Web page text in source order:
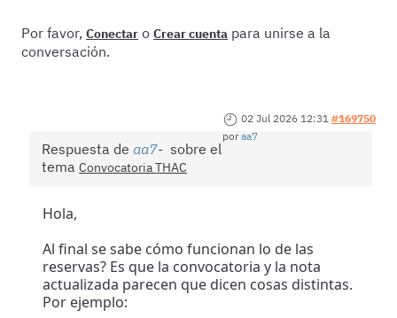
Por favor, Conectar o Crear cuenta para unirse a la
conversación.
02 Jul 2026 12:31 #169750
poraa7
Respuesta de aa7
sobre el
tema Convocatoria THAC
Hola,
Al final se sabe cómo funcionan lo de las
reservas? Es que la convocatoria y la nota
actualizada parecen que dicen cosas distintas.
Por ejemplo: